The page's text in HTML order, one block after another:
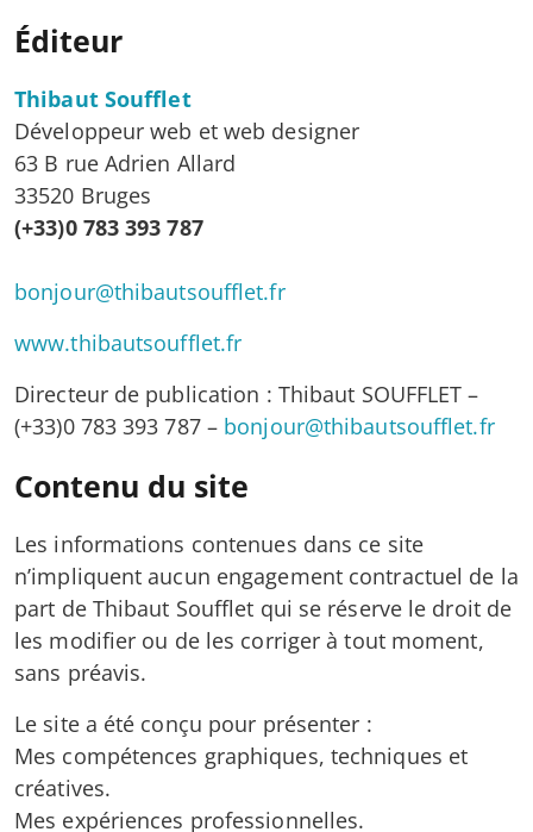
Éditeur
Thibaut Soufflet
Développeur web et web designer
63 B rue Adrien Allard
33520 Bruges
(+33)0 783 393 787
bonjour@thibautsoufflet.fr
www.thibautsoufflet.fr
Directeur de publication : Thibaut SOUFFLET –
(+33)0 783 393 787 – bonjour@thibautsoufflet.fr
Contenu du site
Les informations contenues dans ce site
n’impliquent aucun engagement contractuel de la
part de Thibaut Soufflet qui se réserve le droit de
les modifier ou de les corriger à tout moment,
sans préavis.
Le site a été conçu pour présenter :
Mes compétences graphiques, techniques et
créatives.
Mes expériences professionnelles.